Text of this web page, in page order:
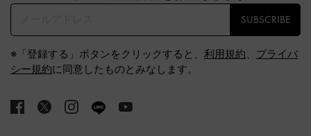
SUBSCRIBE
※「登録する」ボタンをクリックすると、 利用規約、 プライバ
シー規約に同意したものとみなします。